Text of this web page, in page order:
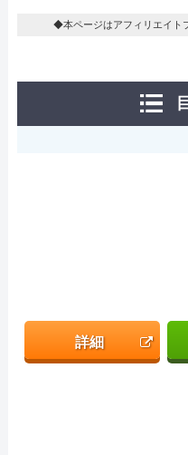
◆本ページはアフィリエイト
詳細